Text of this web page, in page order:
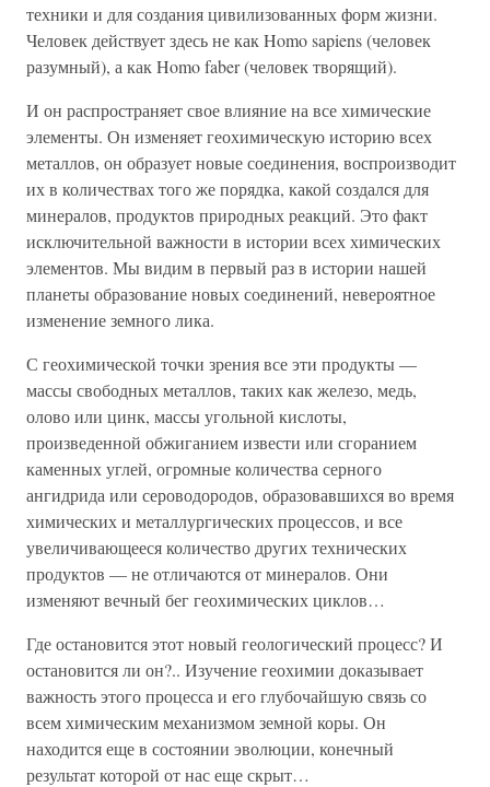
техники и для создания цивилизованных форм жизни.
Человек действует здесь не как Homo sapiens (человек
разумный), а как Homo faber (человек творящий).
И он распространяет свое влияние на все химические
элементы. Он изменяет геохимическую историю всех
металлов, он образует новые соединения, воспроизводит
их в количествах того же порядка, какой создался для
минералов, продуктов природных реакций. Это факт
исключительной важности в истории всех химических
элементов. Мы видим в первый раз в истории нашей
планеты образование новых соединений, невероятное
изменение земного лика.
С геохимической точки зрения все эти продукты —
массы свободных металлов, таких как железо, медь,
олово или цинк, массы угольной кислоты,
произведенной обжиганием извести или сгоранием
каменных углей, огромные количества серного
ангидрида или сероводородов, образовавшихся во время
химических и металлургических процессов, и все
увеличивающееся количество других технических
продуктов — не отличаются от минералов. Они
изменяют вечный бег геохимических циклов…
Где остановится этот новый геологический процесс? И
остановится ли он?.. Изучение геохимии доказывает
важность этого процесса и его глубочайшую связь со
всем химическим механизмом земной коры. Он
находится еще в состоянии эволюции, конечный
результат которой от нас еще скрыт…